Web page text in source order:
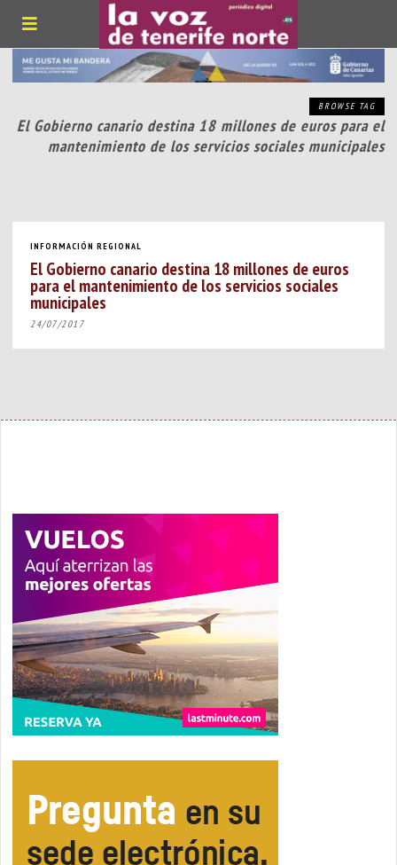
BROWSE TAG
El Gobierno canario destina 18 millones de euros para el
mantenimiento de los servicios sociales municipales
INFORMACIÓN REGIONAL
El Gobierno canario destina 18 millones de euros
para el mantenimiento de los servicios sociales
municipales
24/07/2017